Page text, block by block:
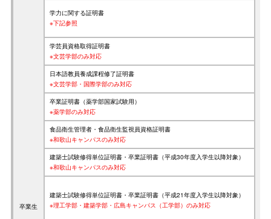
卒業生
学力に関する証明書
※下記参照
学芸員資格取得証明書
※文芸学部のみ対応
日本語教員養成課程修了証明書
※文芸学部・国際学部のみ対応
卒業証明書（薬学部国家試験用）
※薬学部のみ対応
食品衛生管理者・食品衛生監視員資格証明書
※和歌山キャンパスのみ対応
建築士試験修得単位証明書・卒業証明書（平成30年度入学生以降対象）
※和歌山キャンパスのみ対応
建築士試験修得単位証明書・卒業証明書（平成21年度入学生以降対象）
※理工学部・建築学部・広島キャンパス（工学部）のみ対応